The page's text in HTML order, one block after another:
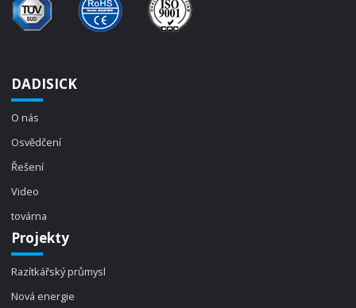
DADISICK
O nás
Osvědčení
Řešení
Video
továrna
Projekty
Razítkářský průmysl
Nová energie